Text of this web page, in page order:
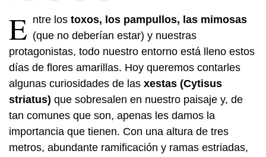
E ntre los toxos, los pampullos, las mimosas
(que no deberían estar) y nuestras
protagonistas, todo nuestro entorno está lleno estos
días de flores amarillas. Hoy queremos contarles
algunas curiosidades de las xestas (Cytisus
striatus) que sobresalen en nuestro paisaje y, de
tan comunes que son, apenas les damos la
importancia que tienen. Con una altura de tres
metros, abundante ramificación y ramas estriadas,